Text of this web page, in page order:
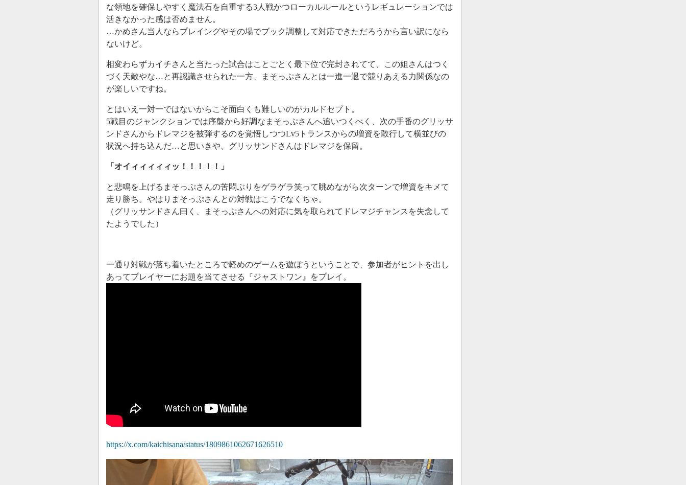
な領地を確保しやすく魔法石を自重する3人戦かつローカルルールというレギュレーションでは
活きなかった感は否めません。
…かめさん当人ならプレイングやその場でブック調整して対応できただろうから言い訳になら
ないけど。
相変わらずカイチさんと当たった試合はことごとく最下位で完封されてて、この姐さんはつく
づく天敵やな…と再認識させられた一方、まそっぷさんとは一進一退で競りあえる力関係なの
が楽しいですね。
とはいえ一対一ではないからこそ面白くも難しいのがカルドセプト。
5戦目のジャンクションでは序盤から好調なまそっぷさんへ追いつくべく、次の手番のグリッサ
ンドさんからドレマジを被弾するのを覚悟しつつLv5トランスからの増資を敢行して横並びの
状況へ持ち込んだ…と思いきや、グリッサンドさんはドレマジを保留。
「オイィィィィィッ！！！！！」
と悲鳴を上げるまそっぷさんの苦悶ぶりをゲラゲラ笑って眺めながら次ターンで増資をキメて
走り勝ち。やはりまそっぷさんとの対戦はこうでなくちゃ。
（グリッサンドさん曰く、まそっぷさんへの対応に気を取られてドレマジチャンスを失念して
たようでした）
一通り対戦が落ち着いたところで軽めのゲームを遊ぼうということで、参加者がヒントを出し
あってプレイヤーにお題を当てさせる『ジャストワン』をプレイ。
https://x.com/kaichisana/status/1809861062671626510